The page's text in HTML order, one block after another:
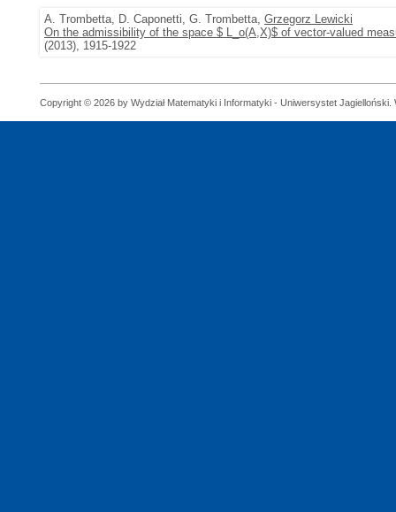
A. Trombetta, D. Caponetti, G. Trombetta, Grzegorz Lewicki
On the admissibility of the space $ L_o(A,X)$ of vector-valued
(2013), 1915-1922
Copyright © 2026 by Wydział Matematyki i Informatyki - Uniwersystet